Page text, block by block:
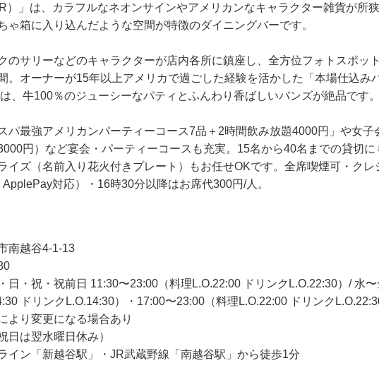
）」は、カラフルなネオンサインやアメリカンなキャラクター雑貨が所
ゃ箱に入り込んだような空間が特徴のダイニングバーです。
のサリーなどのキャラクターが店内各所に鎮座し、全方位フォトスポッ
。オーナーが15年以上アメリカで過ごした経験を活かした「本場仕込み
、牛100％のジューシーなパティとふんわり香ばしいバンズが絶品です。
パ最強アメリカンパーティーコース7品＋2時間飲み放題4000円」や女子
円）など宴会・パーティーコースも充実。15名から40名までの貸切に
イズ（名前入り花火付きプレート）もお任せOKです。全席喫煙可・クレ
対応）・16時30分以降はお席代300円/人。
南越谷4-1-13
日・祝・祝前日 11:30〜23:00（料理L.O.22:00 ドリンクL.O.22:30）/ 水
ドリンクL.O.14:30）・17:00〜23:00（料理L.O.22:00 ドリンク
より変更になる場合あり
日は翌水曜日休み）
イン「新越谷駅」・JR武蔵野線「南越谷駅」から徒歩1分